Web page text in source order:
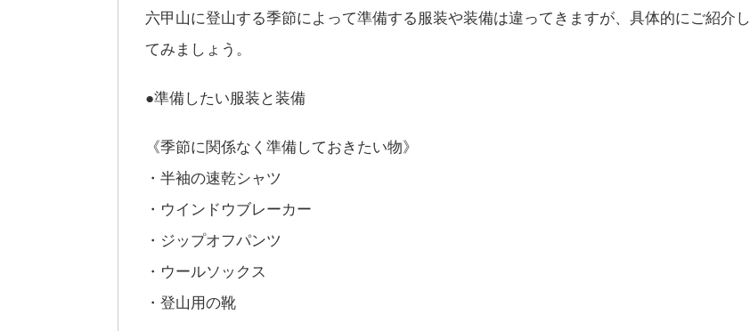
六甲山に登山する季節によって準備する服装や装備は違ってきますが、具体的にご紹介し
てみましょう。
●準備したい服装と装備
《季節に関係なく準備しておきたい物》
・半袖の速乾シャツ
・ウインドウブレーカー
・ジップオフパンツ
・ウールソックス
・登山用の靴